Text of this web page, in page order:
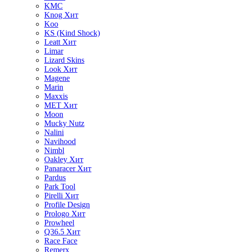
KMC
Knog Хит
Koo
KS (Kind Shock)
Leatt Хит
Limar
Lizard Skins
Look Хит
Magene
Marin
Maxxis
MET Хит
Moon
Mucky Nutz
Nalini
Navihood
Nimbl
Oakley Хит
Panaracer Хит
Pardus
Park Tool
Pirelli Хит
Profile Design
Prologo Хит
Prowheel
Q36.5 Хит
Race Face
Remerx